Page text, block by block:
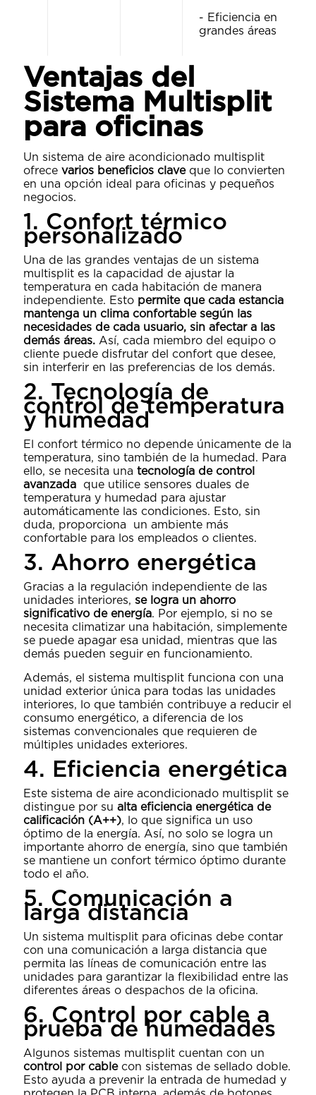
- Eficiencia en
grandes áreas
Ventajas del
Sistema Multisplit
para oficinas
Un sistema de aire acondicionado multisplit
ofrece varios beneficios clave que lo convierten
en una opción ideal para oficinas y pequeños
negocios.
1. Confort térmico
personalizado
Una de las grandes ventajas de un sistema
multisplit es la capacidad de ajustar la
temperatura en cada habitación de manera
independiente. Esto permite que cada estancia
mantenga un clima confortable según las
necesidades de cada usuario, sin afectar a las
demás áreas. Así, cada miembro del equipo o
cliente puede disfrutar del confort que desee,
sin interferir en las preferencias de los demás.
2. Tecnología de
control de temperatura
y humedad
El confort térmico no depende únicamente de la
temperatura, sino también de la humedad. Para
ello, se necesita una tecnología de control
avanzada
que utilice sensores duales de
temperatura y humedad para ajustar
automáticamente las condiciones. Esto, sin
duda, proporciona un ambiente más
confortable para los empleados o clientes.
3. Ahorro energética
Gracias a la regulación independiente de las
unidades interiores, se logra un ahorro
significativo de energía. Por ejemplo, si no se
necesita climatizar una habitación, simplemente
se puede apagar esa unidad, mientras que las
demás pueden seguir en funcionamiento.
Además, el sistema multisplit funciona con una
unidad exterior única para todas las unidades
interiores, lo que también contribuye a reducir el
consumo energético, a diferencia de los
sistemas convencionales que requieren de
múltiples unidades exteriores.
4. Eficiencia energética
Este sistema de aire acondicionado multisplit se
distingue por su alta eficiencia energética de
calificación (A++), lo que significa un uso
óptimo de la energía. Así, no solo se logra un
importante ahorro de energía, sino que también
se mantiene un confort térmico óptimo durante
todo el año.
5. Comunicación a
larga distancia
Un sistema multisplit para oficinas debe contar
con una comunicación a larga distancia que
permita las líneas de comunicación entre las
unidades para garantizar la flexibilidad entre las
diferentes áreas o despachos de la oficina.
6. Control por cable a
prueba de humedades
Algunos sistemas multisplit cuentan con un
control por cable con sistemas de sellado doble.
Esto ayuda a prevenir la entrada de humedad y